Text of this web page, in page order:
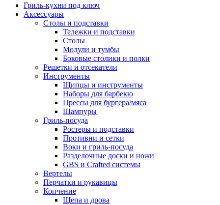
Гриль-кухни под ключ
Аксессуары
Столы и подставки
Тележки и подставки
Столы
Модули и тумбы
Боковые столики и полки
Решетки и отсекатели
Инструменты
Щипцы и инструменты
Наборы для барбекю
Прессы для бургера/мяса
Шампуры
Гриль-посуда
Ростеры и подставки
Противни и сетки
Воки и гриль-посуда
Разделочные доски и ножи
GBS и Crafted системы
Вертелы
Перчатки и рукавицы
Копчение
Щепа и дрова